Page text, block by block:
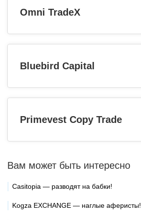
Omni TradeX
Bluebird Capital
Primevest Copy Trade
Вам может быть интересно
Casitopia — разводят на бабки!
Kogza EXCHANGE — наглые аферисты!